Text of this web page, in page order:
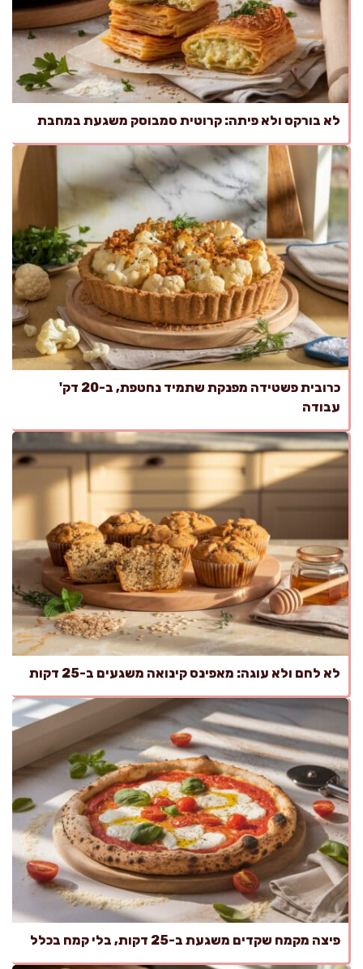
לא בורקס ולא פיתה: קרוטית סמבוסק משגעת במחבת
כרובית פשטידה מפנקת שתמיד נחטפת, ב-20 דק'
עבודה
לא לחם ולא עוגה: מאפינס קינואה משגעים ב-25 דקות
פיצה מקמח שקדים משגעת ב-25 דקות, בלי קמח בכלל